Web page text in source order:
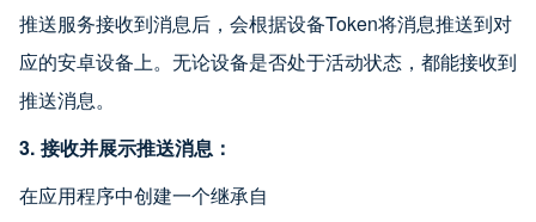
推送服务接收到消息后，会根据设备Token将消息推送到对
应的安卓设备上。无论设备是否处于活动状态，都能接收到
推送消息。
3. 接收并展示推送消息：
在应用程序中创建一个继承自